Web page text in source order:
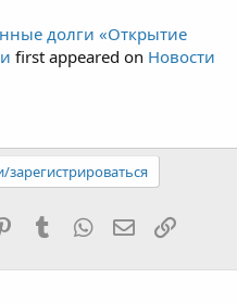
долги «Открытие
first appeared on Новости
PinterestTumblr WhatsApp Ссылка